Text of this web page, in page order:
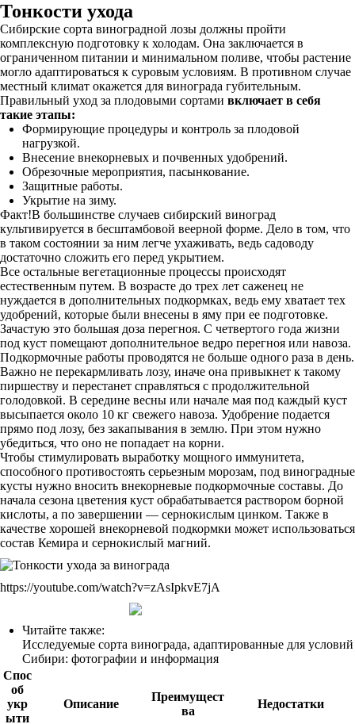
Тонкости ухода
Сибирские сорта виноградной лозы должны пройти
комплексную подготовку к холодам. Она заключается в
ограниченном питании и минимальном поливе, чтобы растение
могло адаптироваться к суровым условиям. В противном случае
местный климат окажется для винограда губительным.
Правильный уход за плодовыми сортами включает в себя
такие этапы:
Формирующие процедуры и контроль за плодовой
нагрузкой.
Внесение внекорневых и почвенных удобрений.
Обрезочные мероприятия, пасынкование.
Защитные работы.
Укрытие на зиму.
Факт!В большинстве случаев сибирский виноград
культивируется в бесштамбовой веерной форме. Дело в том, что
в таком состоянии за ним легче ухаживать, ведь садоводу
достаточно сложить его перед укрытием.
Все остальные вегетационные процессы происходят
естественным путем. В возрасте до трех лет саженец не
нуждается в дополнительных подкормках, ведь ему хватает тех
удобрений, которые были внесены в яму при ее подготовке.
Зачастую это большая доза перегноя. С четвертого года жизни
под куст помещают дополнительное ведро перегноя или навоза.
Подкормочные работы проводятся не больше одного раза в день.
Важно не перекармливать лозу, иначе она привыкнет к такому
пиршеству и перестанет справляться с продолжительной
голодовкой. В середине весны или начале мая под каждый куст
высыпается около 10 кг свежего навоза. Удобрение подается
прямо под лозу, без закапывания в землю. При этом нужно
убедиться, что оно не попадает на корни.
Чтобы стимулировать выработку мощного иммунитета,
способного противостоять серьезным морозам, под виноградные
кусты нужно вносить внекорневые подкормочные составы. До
начала сезона цветения куст обрабатывается раствором борной
кислоты, а по завершении — сернокислым цинком. Также в
качестве хорошей внекорневой подкормки может использоваться
состав Кемира и сернокислый магний.
https://youtube.com/watch?v=zAsIpkvE7jA
Читайте также:
Исследуемые сорта винограда, адаптированные для условий
Сибири: фотографии и информация
Спос
об
укр
ыти
Описание
Преимущест
ва
Недостатки